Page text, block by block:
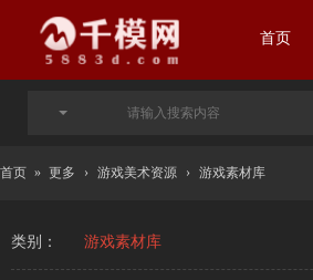
首页
首页 » 更多 › 游戏美术资源 › 游戏素材库
类别： 游戏素材库